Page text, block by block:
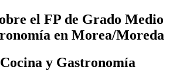
el FP de Grado Medio
en Morea/Moreda
y Gastronomía